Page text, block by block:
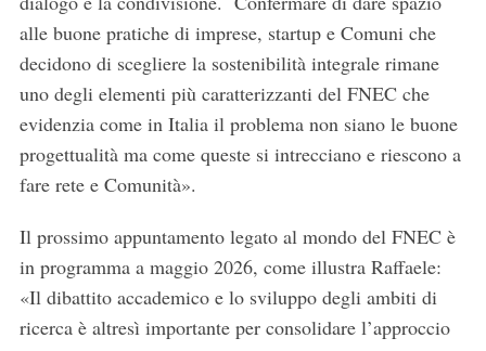
alle buone pratiche di imprese, startup e Comuni che
decidono di scegliere la sostenibilità integrale rimane
uno degli elementi più caratterizzanti del FNEC che
evidenzia come in Italia il problema non siano le buone
progettualità ma come queste si intrecciano e riescono a
fare rete e Comunità».
Il prossimo appuntamento legato al mondo del FNEC è
in programma a maggio 2026, come illustra Raffaele:
«Il dibattito accademico e lo sviluppo degli ambiti di
ricerca è altresì importante per consolidare l’approccio